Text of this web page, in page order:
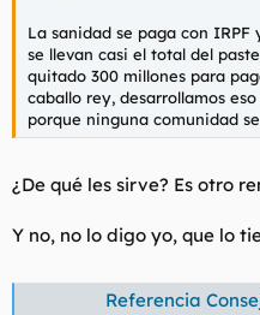
La sanidad se paga con IRPF
se llevan casi el total del
quitado 300 millones para
caballo rey, desarrollamos
porque ninguna comunidad
¿De qué les sirve? Es otro
Y no, no lo digo yo, que lo
Referencia